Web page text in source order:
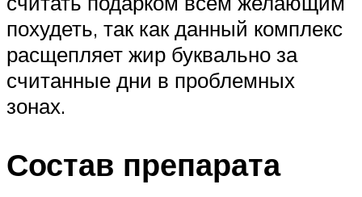
похудеть, так как данный комплекс
расщепляет жир буквально за
считанные дни в проблемных
зонах.
Состав препарата